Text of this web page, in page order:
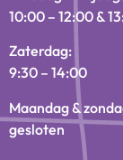
10:00 – 12:00 &
Zaterdag:
9:30 – 14:00
Maandag &
gesloten